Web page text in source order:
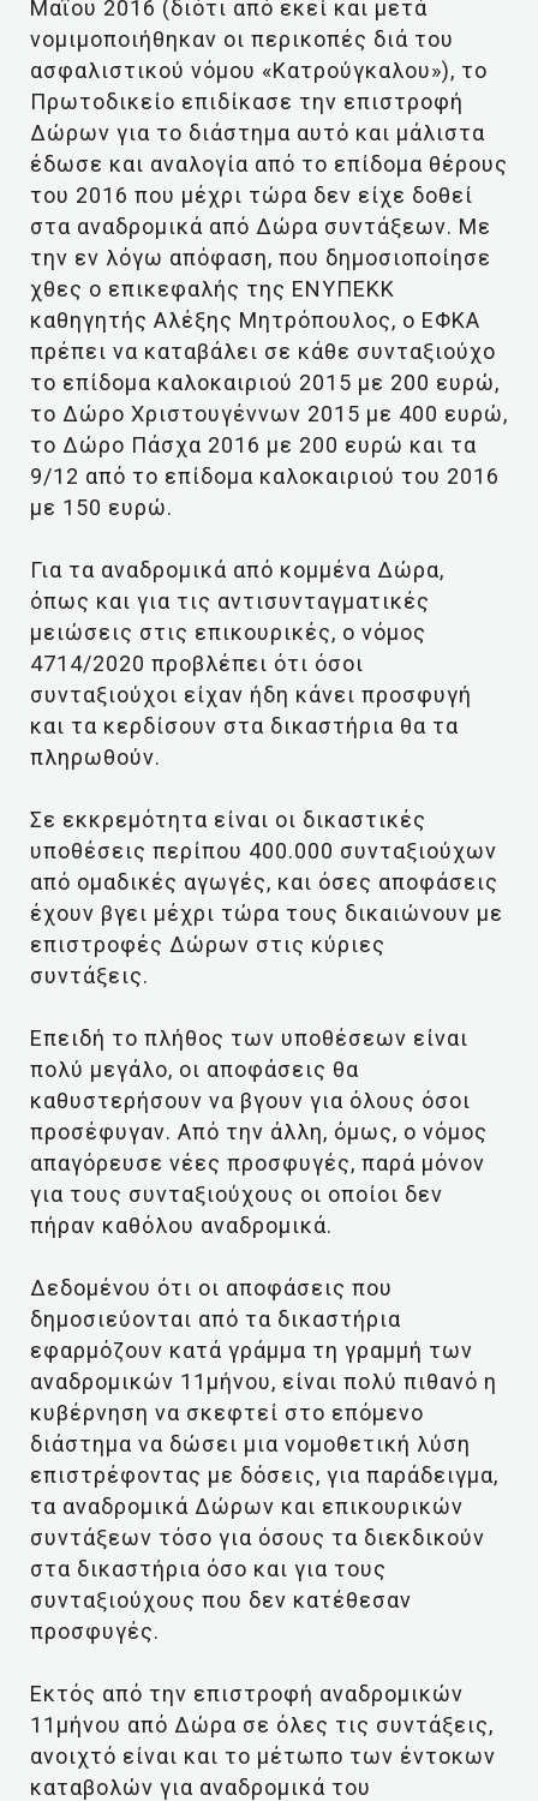
Μαΐου 2016 (διότι από εκεί και μετά
νομιμοποιήθηκαν οι περικοπές διά του
ασφαλιστικού νόμου «Κατρούγκαλου»), το
Πρωτοδικείο επιδίκασε την επιστροφή
Δώρων για το διάστημα αυτό και μάλιστα
έδωσε και αναλογία από το επίδομα θέρους
του 2016 που μέχρι τώρα δεν είχε δοθεί
στα αναδρομικά από Δώρα συντάξεων. Με
την εν λόγω απόφαση, που δημοσιοποίησε
χθες ο επικεφαλής της ΕΝΥΠΕΚΚ
καθηγητής Αλέξης Μητρόπουλος, ο ΕΦΚΑ
πρέπει να καταβάλει σε κάθε συνταξιούχο
το επίδομα καλοκαιριού 2015 με 200 ευρώ,
το Δώρο Χριστουγέννων 2015 με 400 ευρώ,
το Δώρο Πάσχα 2016 με 200 ευρώ και τα
9/12 από το επίδομα καλοκαιριού του 2016
με 150 ευρώ.
Για τα αναδρομικά από κομμένα Δώρα,
όπως και για τις αντισυνταγματικές
μειώσεις στις επικουρικές, ο νόμος
4714/2020 προβλέπει ότι όσοι
συνταξιούχοι είχαν ήδη κάνει προσφυγή
και τα κερδίσουν στα δικαστήρια θα τα
πληρωθούν.
Σε εκκρεμότητα είναι οι δικαστικές
υποθέσεις περίπου 400.000 συνταξιούχων
από ομαδικές αγωγές, και όσες αποφάσεις
έχουν βγει μέχρι τώρα τους δικαιώνουν με
επιστροφές Δώρων στις κύριες
συντάξεις.
Επειδή το πλήθος των υποθέσεων είναι
πολύ μεγάλο, οι αποφάσεις θα
καθυστερήσουν να βγουν για όλους όσοι
προσέφυγαν. Από την άλλη, όμως, ο νόμος
απαγόρευσε νέες προσφυγές, παρά μόνον
για τους συνταξιούχους οι οποίοι δεν
πήραν καθόλου αναδρομικά.
Δεδομένου ότι οι αποφάσεις που
δημοσιεύονται από τα δικαστήρια
εφαρμόζουν κατά γράμμα τη γραμμή των
αναδρομικών 11μήνου, είναι πολύ πιθανό η
κυβέρνηση να σκεφτεί στο επόμενο
διάστημα να δώσει μια νομοθετική λύση
επιστρέφοντας με δόσεις, για παράδειγμα,
τα αναδρομικά Δώρων και επικουρικών
συντάξεων τόσο για όσους τα διεκδικούν
στα δικαστήρια όσο και για τους
συνταξιούχους που δεν κατέθεσαν
προσφυγές.
Εκτός από την επιστροφή αναδρομικών
11μήνου από Δώρα σε όλες τις συντάξεις,
ανοιχτό είναι και το μέτωπο των έντοκων
καταβολών για αναδρομικά του